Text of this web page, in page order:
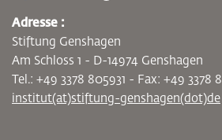
Adresse :
Stiftung Genshagen
Am Schloss 1 - D-14974 Genshagen
Tel.: +49 3378 805931 - Fax: +49 3378
institut(at)stiftung-genshagen(dot)de